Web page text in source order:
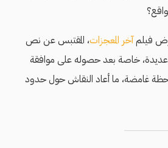
فيلمآخر المعجزات، المقتبس عن نص
خاصة بعد حصوله على موافقة
غامضة، ما أعاد النقاش حول حدود